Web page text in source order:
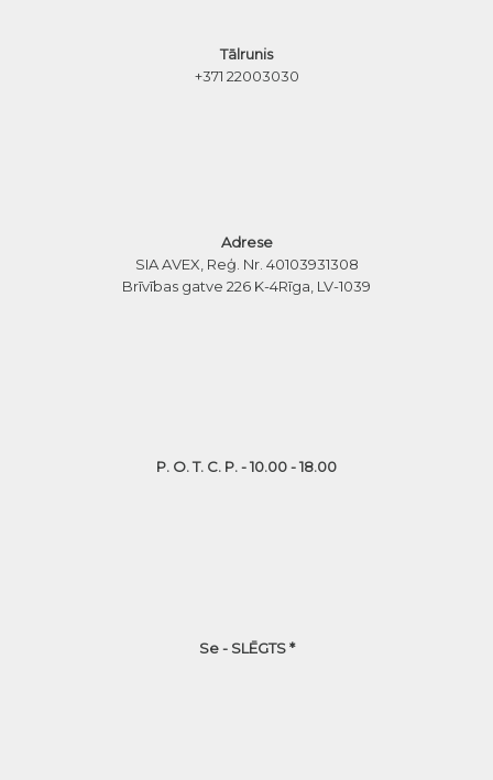
Tālrunis
+371 22003030
Adrese
SIA AVEX, Reģ. Nr. 40103931308
Brīvības gatve 226 K-4Rīga, LV-1039
P. O. T. C. P. - 10.00 - 18.00
Se - SLĒGTS *